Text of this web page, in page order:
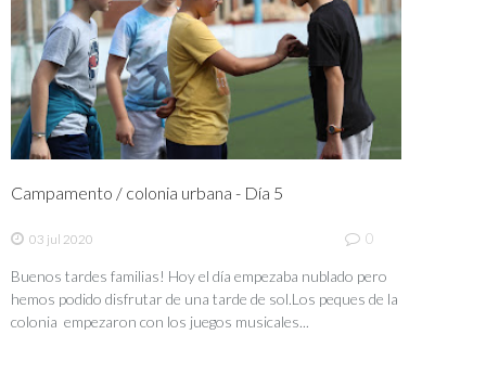
Campamento / colonia urbana - Día 5
03 jul 2020 0
Buenos tardes familias! Hoy el día empezaba nublado pero
hemos podido disfrutar de una tarde de sol.Los peques de la
colonia empezaron con los juegos musicales...